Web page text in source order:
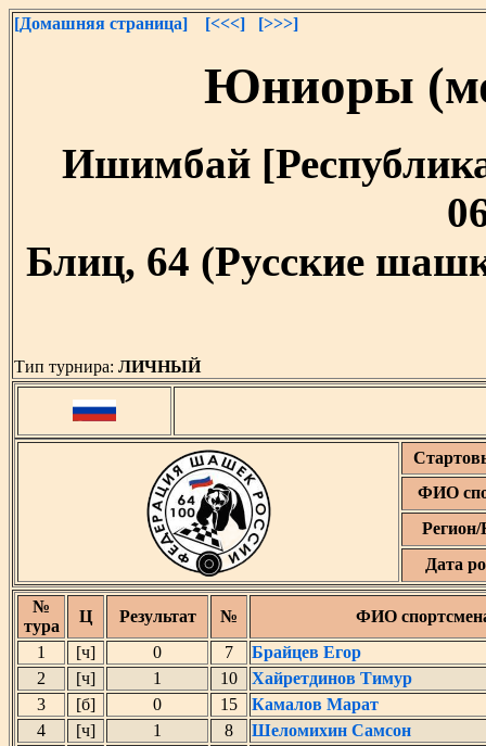
[Домашняя страница] [<<<] [>>>]
Юниоры
Ишимбай
Блиц, 64 (Русские
Тип турнира: ЛИЧНЫЙ
ФИО
Дата
№
тура
Ц Результат №
ФИО
1
[ч] 0 7
Брайцев Егор
2
[ч] 1 10
Хайретдинов Тимур
3
[б] 0 15
Камалов Марат
4
[ч] 1 8
Шеломихин Самсон